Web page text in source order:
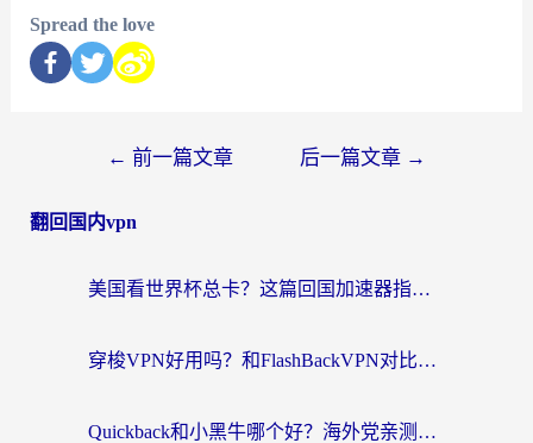
Spread the love
← 前一篇文章 后一篇文章 →
翻回国内vpn
美国看世界杯总卡？这篇回国加速器指南帮你无缝刷国内资源（附苹果手机VPN设置步骤）
穿梭VPN好用吗？和FlashBackVPN对比哪个回国效果更好？
Quickback和小黑牛哪个好？海外党亲测指南，选对回国加速器秒回国内